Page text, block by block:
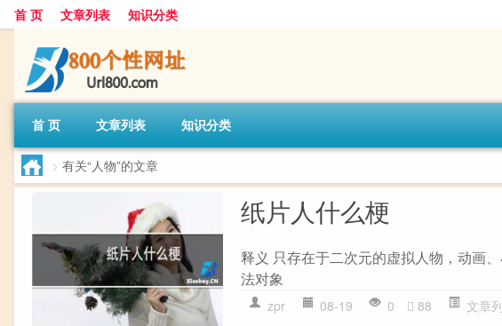
首 页 文章列表 知识分类
首 页 文章列表 知识分类
> 有关“人物”的文章
纸片人什么梗
释义 只存在于二次元的虚拟人物，动画
法对象
zpr 08-19 0 88 文章